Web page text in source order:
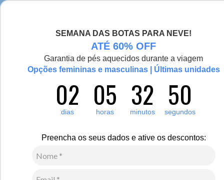
SEMANA DAS BOTAS PARA NEVE!
ATÉ 60% OFF
Garantia de pés aquecidos durante a viagem
Opções femininas e masculinas | Últimas unidades
02
dias 05
horas 32
minutos 50
segundos
Preencha os seus dados e ative os descontos:
Vídeo
Calçados Botas
Avaliações
sintética - Ref.:10029
00